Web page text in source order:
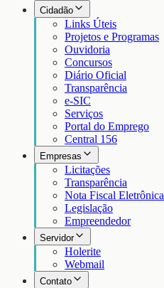
Cidadão
Links Úteis
Projetos e Programas
Ouvidoria
Concursos
Diário Oficial
Transparência
e-SIC
Serviços
Portal do Emprego
Central 156
Empresas
Licitações
Transparência
Nota Fiscal Eletrônica
Legislação
Empreendedor
Servidor
Holerite
Webmail
Contato